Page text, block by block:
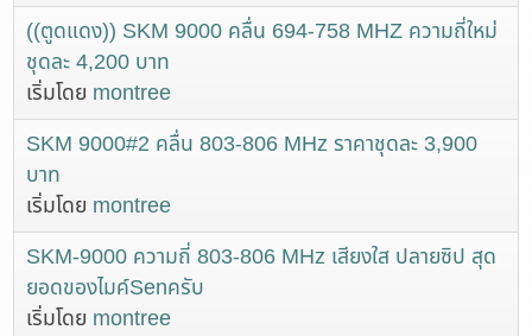
((ตูดแดง)) SKM 9000 คลื่น 694-758 MHZ ความถี่ใหม่
ชุดละ 4,200 บาท
เริ่มโดย montree
SKM 9000#2 คลื่น 803-806 MHz ราคาชุดละ 3,900
บาท
เริ่มโดย montree
SKM-9000 ความถี่ 803-806 MHz เสียงใส ปลายซิป สุด
ยอดของไมค์Senครับ
เริ่มโดย montree